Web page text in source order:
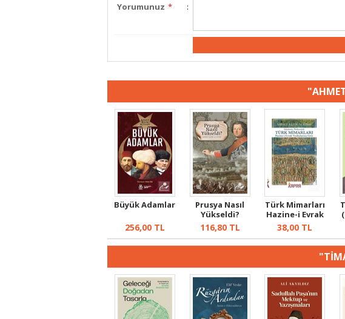
Yorumunuz * :
Büyük Adamlar
256,00TL
Prusya Nasıl
Yükseldi?
116,80TL
Türk Mimarları
Hazine-i Evrak
Vesikaları...
38,00 TL